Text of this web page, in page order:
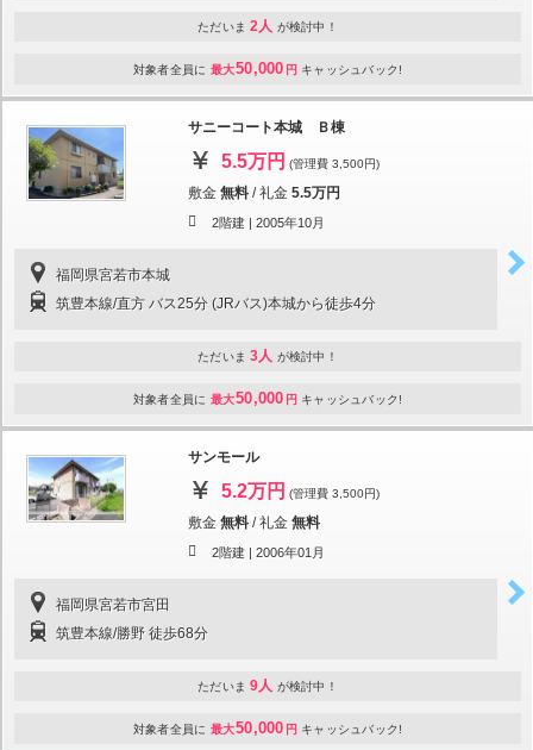
ただいま 2人 が検討中！
対象者全員に 最大50,000 円 キャッシュバック!
サニーコート本城 Ｂ棟
5.5万円 (管理費 3,500円)
敷金 無料 /礼金 5.5万円
2階建 | 2005年10月
福岡県宮若市本城
筑豊本線/直方 バス25分 (JRバス)本城から徒歩4分
ただいま 3人 が検討中！
対象者全員に 最大50,000 円 キャッシュバック!
サンモール
5.2万円 (管理費 3,500円)
敷金 無料 /礼金 無料
2階建 | 2006年01月
福岡県宮若市宮田
筑豊本線/勝野 徒歩68分
ただいま 9人 が検討中！
対象者全員に 最大50,000 円 キャッシュバック!